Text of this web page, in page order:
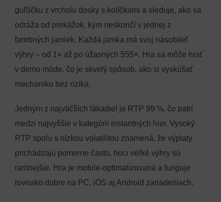
guľôčku z vrcholu dosky s kolíčkami a sleduje, ako sa
odráža od prekážok, kým neskončí v jednej z
farebných jamiek. Každá jamka má svoj násobiteľ
výhry – od 1× až po úžasných 555×. Hra sa môže hrať
v demo móde, čo je skvelý spôsob, ako si vyskúšať
mechaniku bez rizika.
Jedným z najväčších lákadiel je RTP 99 %, čo patrí
medzi najvyššie v kategórii instantných hier. Vysoký
RTP spolu s nízkou volatilitou znamená, že výplaty
prichádzajú pomerne často, hoci veľké výhry sú
raritnejšie. Hra je mobile‑optimalizovaná a funguje
rovnako dobre na PC, iOS aj Android zariadeniach.